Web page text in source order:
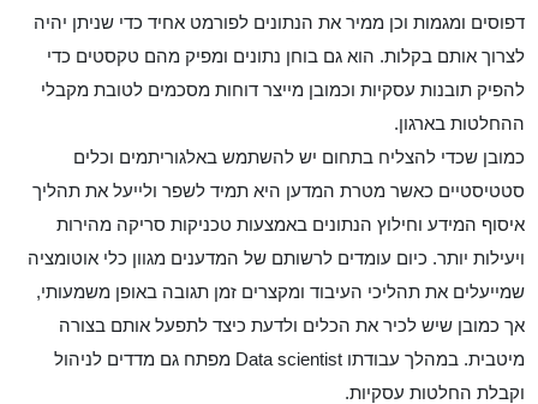
דפוסים ומגמות וכן ממיר את הנתונים לפורמט אחיד כדי שניתן יהיה
לצרוך אותם בקלות. הוא גם בוחן נתונים ומפיק מהם טקסטים כדי
להפיק תובנות עסקיות וכמובן מייצר דוחות מסכמים לטובת מקבלי
ההחלטות בארגון.
כמובן שכדי להצליח בתחום יש להשתמש באלגוריתמים וכלים
סטטיסטיים כאשר מטרת המדען היא תמיד לשפר ולייעל את תהליך
איסוף המידע וחילוץ הנתונים באמצעות טכניקות סריקה מהירות
ויעילות יותר. כיום עומדים לרשותם של המדענים מגוון כלי אוטומציה
שמייעלים את תהליכי העיבוד ומקצרים זמן תגובה באופן משמעותי,
אך כמובן שיש לכיר את הכלים ולדעת כיצד לתפעל אותם בצורה
מיטבית. במהלך עבודתו Data scientist מפתח גם מדדים לניהול
וקבלת החלטות עסקיות.